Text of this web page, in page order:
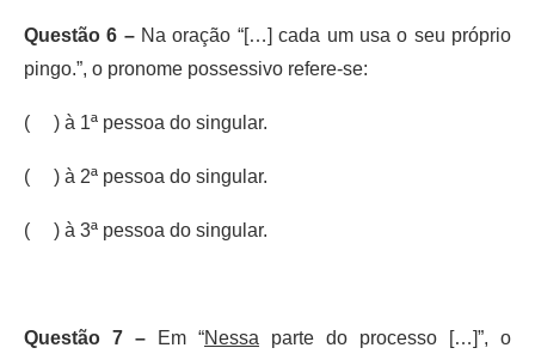
Questão 6 – Na oração “[…] cada um usa o seu próprio
pingo.”, o pronome possessivo refere-se:
( ) à 1ª pessoa do singular.
( ) à 2ª pessoa do singular.
( ) à 3ª pessoa do singular.
Questão 7 – Em “Nessa parte do processo […]”, o